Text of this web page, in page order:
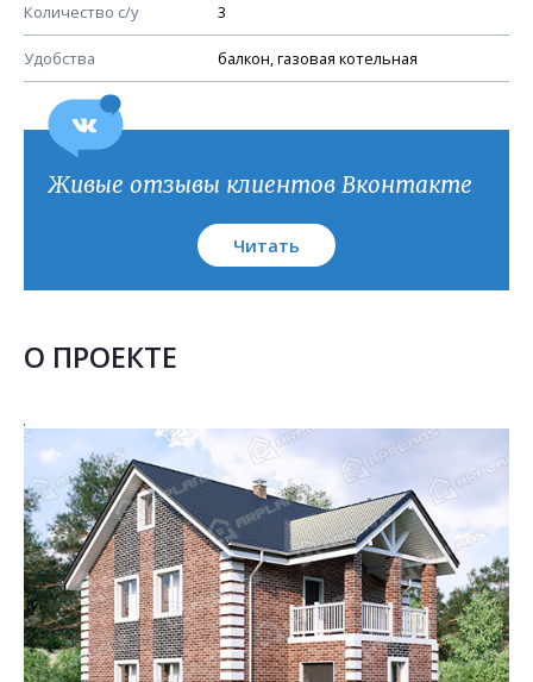
Количество с/у 3
Удобства балкон, газовая котельная
План кровли
Живые отзывы клиентов Вконтакте
Читать
О ПРОЕКТЕ